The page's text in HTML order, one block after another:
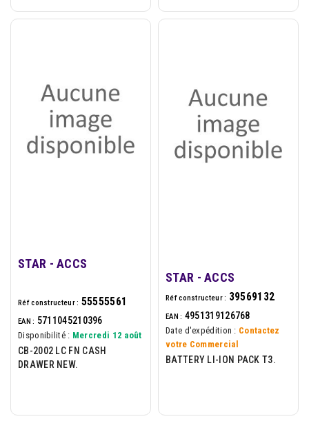
STAR - ACCS
Réf constructeur : 55555561
EAN : 5711045210396
Disponibilité : Mercredi 12 août
CB-2002 LC FN CASH
DRAWER NEW.
STAR - ACCS
Réf constructeur : 39569132
EAN : 4951319126768
Date d'expédition : Contactez
votre Commercial
BATTERY LI-ION PACK T3.